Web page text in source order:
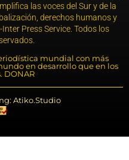
las voces del Sur y de la
derechos humanos y
Press Service. Todos los
mundial con más
en desarrollo que en los
DONAR
Atiko.Studio